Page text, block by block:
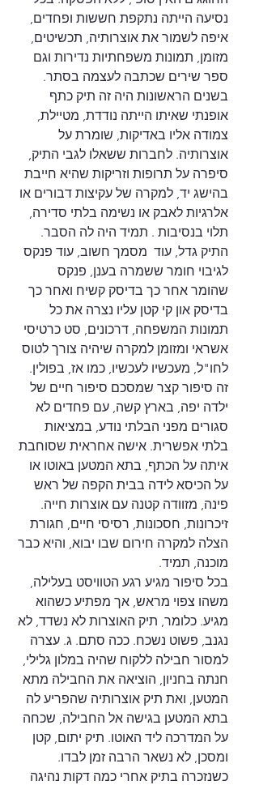
נסיעה הייתה נתקפת חששות ופחדים,
איפה לשמור את אוצרותיה, תכשיטים,
מזומן, תמונות משפחתיות נדירות וגם
ספר שירים שכתבה לעצמה בסתר.
בשנים הראשונות היה זה תיק כתף
אופנתי שאיתו הייתה נודדת, מטיילת,
צמודה אליו באדיקות, שומרת על
אוצרותיה. לחברות ששאלו לגבי התיק,
סיפרה על תרופות וזריקות שהיא חייבת
בהישג יד, למקרה של עקיצות דבורים או
אלרגיות לאבק או נשימה בלתי סדירה,
תלוי בנסיבות . תמיד היה לה הסבר.
התיק גדל, עוד  מסמך חשוב, עוד פנקס
לגיבוי חומר ששמרה בענן, פנקס
שהומר אחר כך בדיסק קשיח ואחר כך
בדיסק און קי קטן עליו נצרה את כל
תמונות המשפחה, דרכונים, סט כרטיסי
אשראי ומזומן למקרה שיהיה צורך לטוס
לחו"ל, מעכשיו לעכשיו, כמו אז, בפולין.
זה סיפור קצר שמסכם סיפור חיים של
ילדה יפה, בארץ קשה, עם פחדים לא
סגורים מפני הבלתי נודע, במציאות
בלתי אפשרית. אישה אחראית שסוחבת
איתה על הכתף, בתא המטען באוטו או
על הכיסא לידה בבית הקפה של ראש
פינה, מזוודה קטנה עם אוצרות חייה.
זיכרונות, חסכונות, רסיסי חיים, חגורת
הצלה למקרה חירום שבו יבוא, והיא כבר
מוכנה, תמיד.
בכל סיפור מגיע רגע הטוויסט בעלילה,
משהו צפוי מראש, אך מפתיע כשהוא
מגיע. כלומר, תיק האוצרות לא נשדד, לא
נגנב, פשוט נשכח. ככה סתם. ג. עצרה
למסור חבילה ללקוח שהיה במלון גלילי,
חנתה בחניון, הוציאה את החבילה מתא
המטען, ואת תיק אוצרותיה שהפריע לה
בתא המטען בגישה אל החבילה, שכחה
על המדרכה ליד האוטו. תיק יתום, קטן
ומסכן, לא נשאר הרבה זמן לבדו.
כשנזכרה בתיק אחרי כמה דקות נהיגה